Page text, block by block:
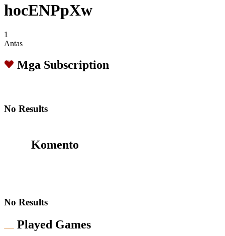
hocENPpXw
1
Antas
Mga Subscription
No Results
Komento
No Results
Played Games